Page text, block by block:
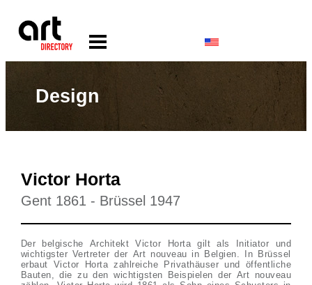
Design
Victor Horta
Gent 1861 - Brüssel 1947
Der belgische Architekt Victor Horta gilt als Initiator und
wichtigster Vertreter der Art nouveau in Belgien. In Brüssel
erbaut Victor Horta zahlreiche Privathäuser und öffentliche
Bauten, die zu den wichtigsten Beispielen der Art nouveau